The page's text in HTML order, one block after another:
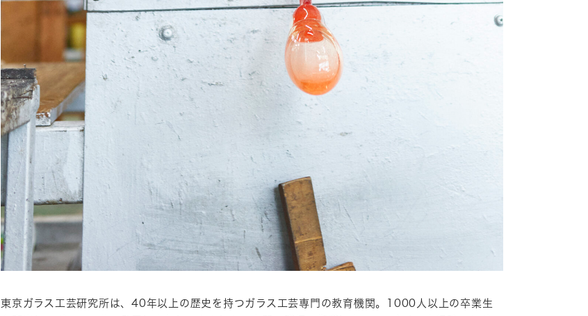
東京ガラス工芸研究所は、40年以上の歴史を持つガラス工芸専門の教育機関。1000人以上の卒業生